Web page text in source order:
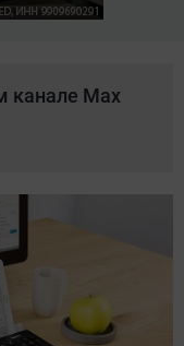
канале Max